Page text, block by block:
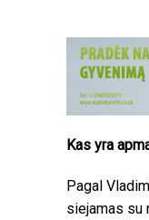
Kas yra
Pagal
siejamas su